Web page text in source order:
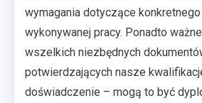
wymagania dotyczące
wykonywanej pracy. Ponadto
wszelkich niezbędnych
potwierdzających nasze
doświadczenie – mogą to być